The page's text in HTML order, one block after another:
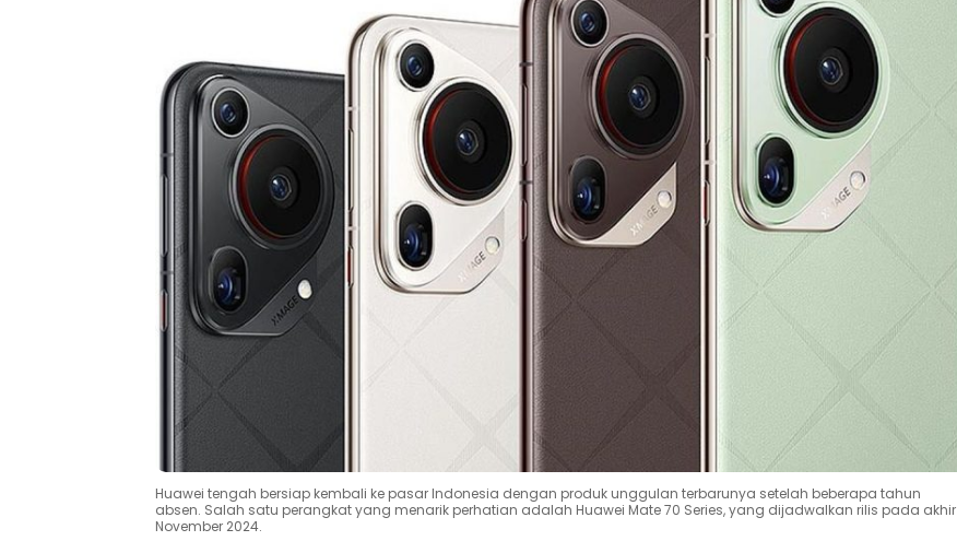
Huawei tengah bersiap kembali ke pasar Indonesia dengan produk unggulan terbarunya setelah beberapa tahun
absen. Salah satu perangkat yang menarik perhatian adalah Huawei Mate 70 Series, yang dijadwalkan rilis pada akhir
November 2024.